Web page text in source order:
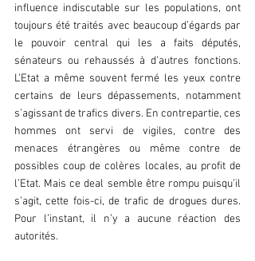
influence indiscutable sur les populations, ont
toujours été traités avec beaucoup d’égards par
le pouvoir central qui les a faits députés,
sénateurs ou rehaussés à d’autres fonctions.
L’Etat a même souvent fermé les yeux contre
certains de leurs dépassements, notamment
s’agissant de trafics divers. En contrepartie, ces
hommes ont servi de vigiles, contre des
menaces étrangères ou même contre de
possibles coup de colères locales, au profit de
l’Etat. Mais ce deal semble être rompu puisqu’il
s’agit, cette fois-ci, de trafic de drogues dures.
Pour l’instant, il n’y a aucune réaction des
autorités.